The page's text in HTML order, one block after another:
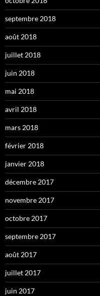
septembre 2018
août 2018
juillet 2018
juin 2018
mai 2018
avril 2018
mars 2018
février 2018
janvier 2018
décembre 2017
novembre 2017
octobre 2017
septembre 2017
août 2017
juillet 2017
juin 2017